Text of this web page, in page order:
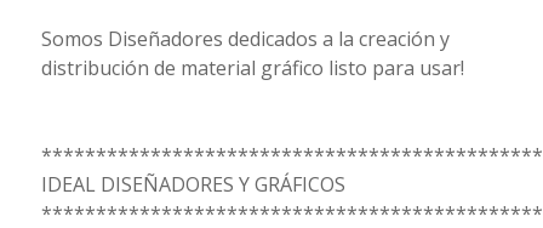
Somos Diseñadores dedicados a la creación y
distribución de material gráfico listo para usar!
IDEAL DISEÑADORES Y GRÁFICOS